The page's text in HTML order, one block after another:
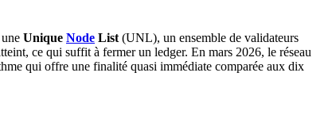
Unique Node List (UNL), un ensemble de validateurs
ce qui suffit à fermer un ledger. En mars 2026, le réseau
qui offre une finalité quasi immédiate comparée aux dix